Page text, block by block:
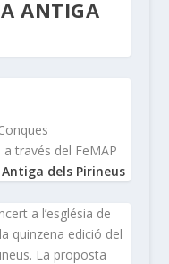
ANTIGA
a través del FeMAP
dels Pirineus
a l’església de
quinzena edició del
La proposta